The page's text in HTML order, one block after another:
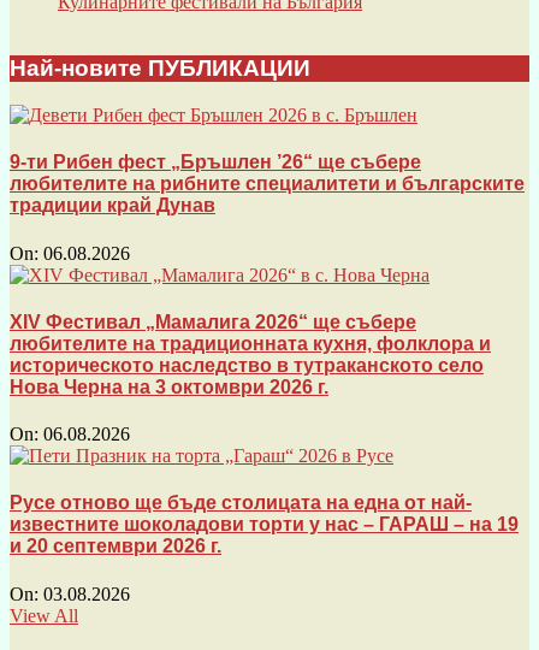
Най-новите ПУБЛИКАЦИИ
9-ти Рибен фест „Бръшлен ’26“ ще събере
любителите на рибните специалитети и българските
традиции край Дунав
On: 06.08.2026
XIV Фестивал „Мамалига 2026“ ще събере
любителите на традиционната кухня, фолклора и
историческото наследство в тутраканското село
Нова Черна на 3 октомври 2026 г.
On: 06.08.2026
Русе отново ще бъде столицата на една от най-
известните шоколадови торти у нас – ГАРАШ – на 19
и 20 септември 2026 г.
On: 03.08.2026
View All